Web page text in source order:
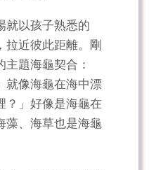
就以孩子熟悉的
拉近彼此距離。剛
題海龜契合：
就像海龜在海中漂
？」好像是海龜在
藻、海草也是海龜